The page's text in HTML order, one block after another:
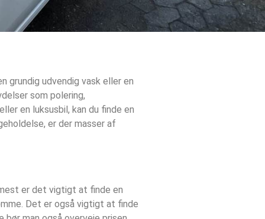
grundig udvendig vask eller en
som polering,
en luksusbil, kan du finde en
er der masser af
er det vigtigt at finde en
Det er også vigtigt at finde